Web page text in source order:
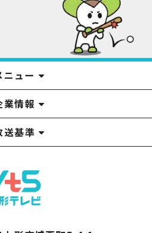
ニュー
ニュース
番組
ウンサー
レゼント
ベント
るん星人
見学ツアー
番組表
い合わせ
業情報
業情報
員構成
レビ SDGs 宣言
用情報
レビ人権方針
保護業務計画提出文
報基本方針
リティ基本方針
の取扱いについて
列局一覧
継局一覧
送基準